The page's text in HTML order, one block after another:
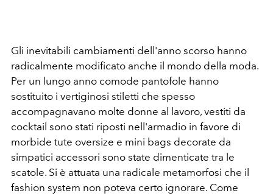
Gli inevitabili cambiamenti dell'anno scorso hanno
radicalmente modificato anche il mondo della moda.
Per un lungo anno comode pantofole hanno
sostituito i vertiginosi stiletti che spesso
accompagnavano molte donne al lavoro, vestiti da
cocktail sono stati riposti nell'armadio in favore di
morbide tute oversize e mini bags decorate da
simpatici accessori sono state dimenticate tra le
scatole. Si è attuata una radicale metamorfosi che il
fashion system non poteva certo ignorare. Come